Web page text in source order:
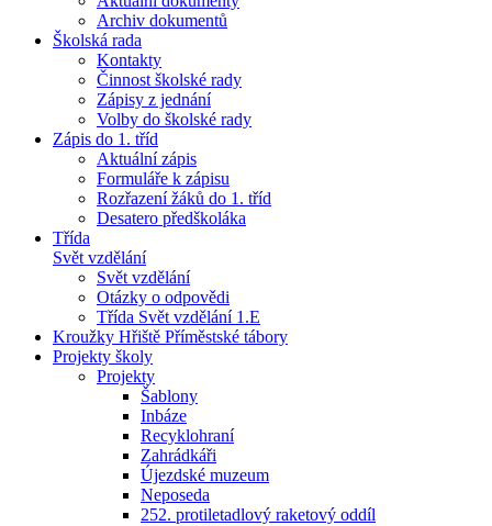
Archiv dokumentů
Školská rada
Kontakty
Činnost školské rady
Zápisy z jednání
Volby do školské rady
Zápis do 1. tříd
Aktuální zápis
Formuláře k zápisu
Rozřazení žáků do 1. tříd
Desatero předškoláka
Třída
Svět vzdělání
Svět vzdělání
Otázky o odpovědi
Třída Svět vzdělání 1.E
Kroužky Hřiště Příměstské tábory
Projekty školy
Projekty
Šablony
Inbáze
Recyklohraní
Zahrádkáři
Újezdské muzeum
Neposeda
252. protiletadlový raketový oddíl